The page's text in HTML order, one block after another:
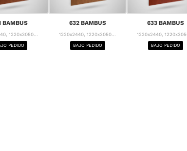
BAMBUS
1220x3050...
PEDIDO
632 BAMBUS
1220x2440, 1220x3050...
BAJO PEDIDO
633 BAMBUS
1220x2440,
BAJO PEDIDO